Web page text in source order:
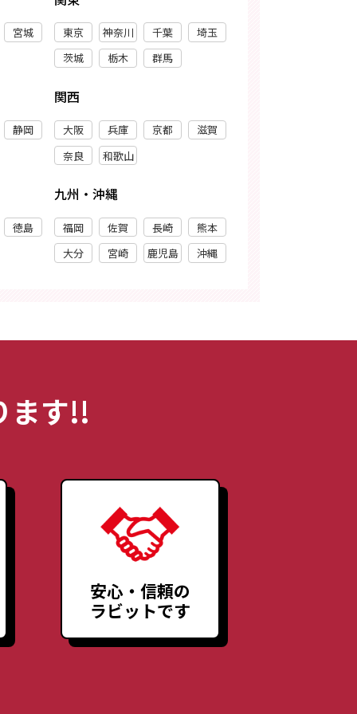
宮城 東京 神奈川 千葉
埼玉
茨城
栃木 群馬
静岡
関西
大阪 兵庫 京都
滋賀
奈良
和歌山
徳島
九州・沖縄
福岡 佐賀 長崎
熊本
大分
宮崎 鹿児島 沖縄
ます!!
安心・信頼の
ラビットです